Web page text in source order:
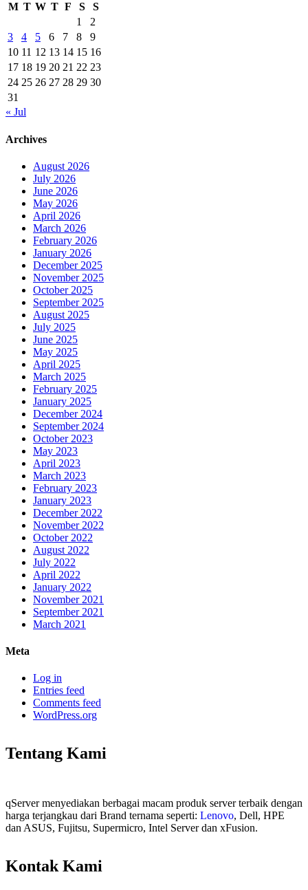
M T W T F S
S
1
2
3
4 5 6 7 8
9
10 11 12 13 14 15 16
17 18 19 20 21 22 23
24 25 26 27 28 29 30
31
« Jul
Archives
August 2026
July 2026
June 2026
May 2026
April 2026
March 2026
February 2026
January 2026
December 2025
November 2025
October 2025
September 2025
August 2025
July 2025
June 2025
May 2025
April 2025
March 2025
February 2025
January 2025
December 2024
September 2024
October 2023
May 2023
April 2023
March 2023
February 2023
January 2023
December 2022
November 2022
October 2022
August 2022
July 2022
April 2022
January 2022
November 2021
September 2021
March 2021
Meta
Log in
Entries feed
Comments feed
WordPress.org
Tentang Kami
qServer menyediakan berbagai macam produk server terbaik dengan
harga terjangkau dari Brand ternama seperti: Lenovo, Dell, HPE
dan ASUS, Fujitsu, Supermicro, Intel Server dan xFusion.
Kontak Kami